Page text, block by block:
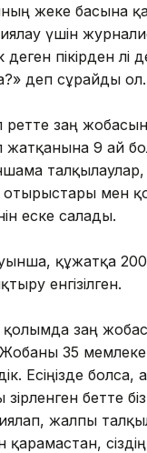
жеке басына
үшін
пікірден әлі
деп сұрайды ол.
ретте заң
9 ай
талқылаулар,
мен
еске салады.
құжатқа
енгізілген.
қолымда заң
35
Есіңізде
бетте
жалпы
сіздің